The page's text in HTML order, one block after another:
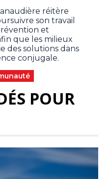
réitère
son travail
et
que les milieux
des solutions dans
conjugale.
POUR